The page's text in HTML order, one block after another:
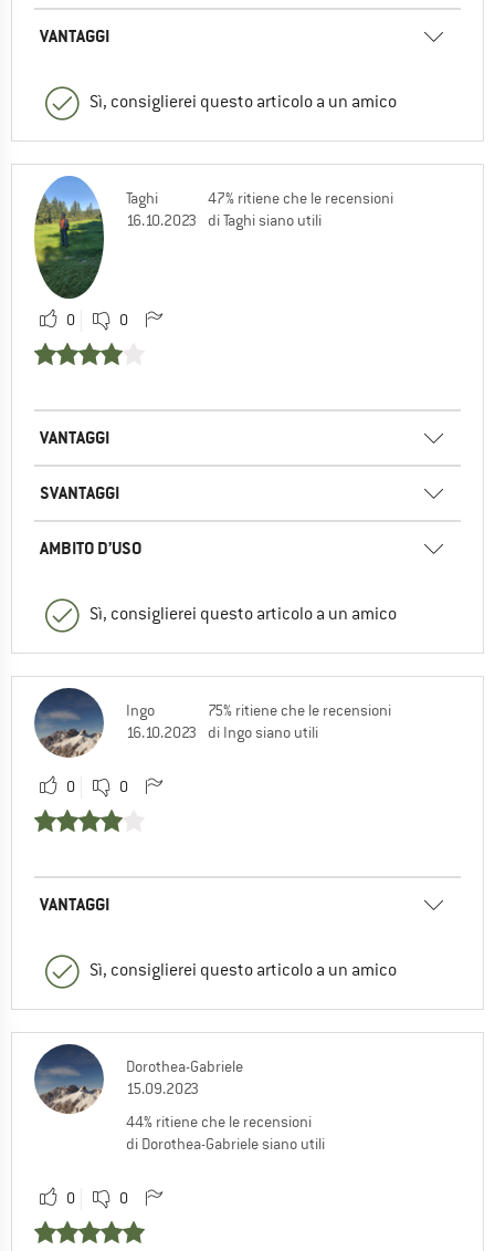
VANTAGGI
Sì, consiglierei questo articolo a un amico
Taghi
16.10.2023
47% ritiene che le recensioni
di Taghi siano utili
0 0
VANTAGGI
SVANTAGGI
AMBITO D’USO
Sì, consiglierei questo articolo a un amico
Ingo
16.10.2023
75% ritiene che le recensioni
di Ingo siano utili
0 0
VANTAGGI
Sì, consiglierei questo articolo a un amico
Dorothea-Gabriele
15.09.2023
44% ritiene che le recensioni
di Dorothea-Gabriele siano utili
0 0